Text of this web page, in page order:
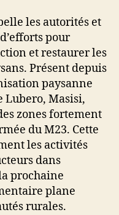
les autorités et
pour
et restaurer les
Présent depuis
paysanne
Lubero, Masisi,
zones fortement
du M23. Cette
les activités
dans
prochaine
plane
rurales.